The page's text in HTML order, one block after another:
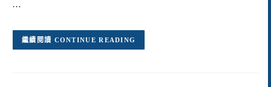
…
CONTINUE READING